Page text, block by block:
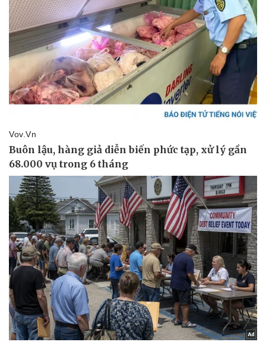
Kinh tế
Bất động sản
Khởi nghiệp
Thị trường
Giá vàng
Tiêu dùng
Tỷ giá
Chứng khoán
Giá cà phê